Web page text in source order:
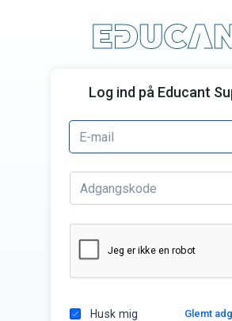
Log ind på Educant
Husk mig Glemt